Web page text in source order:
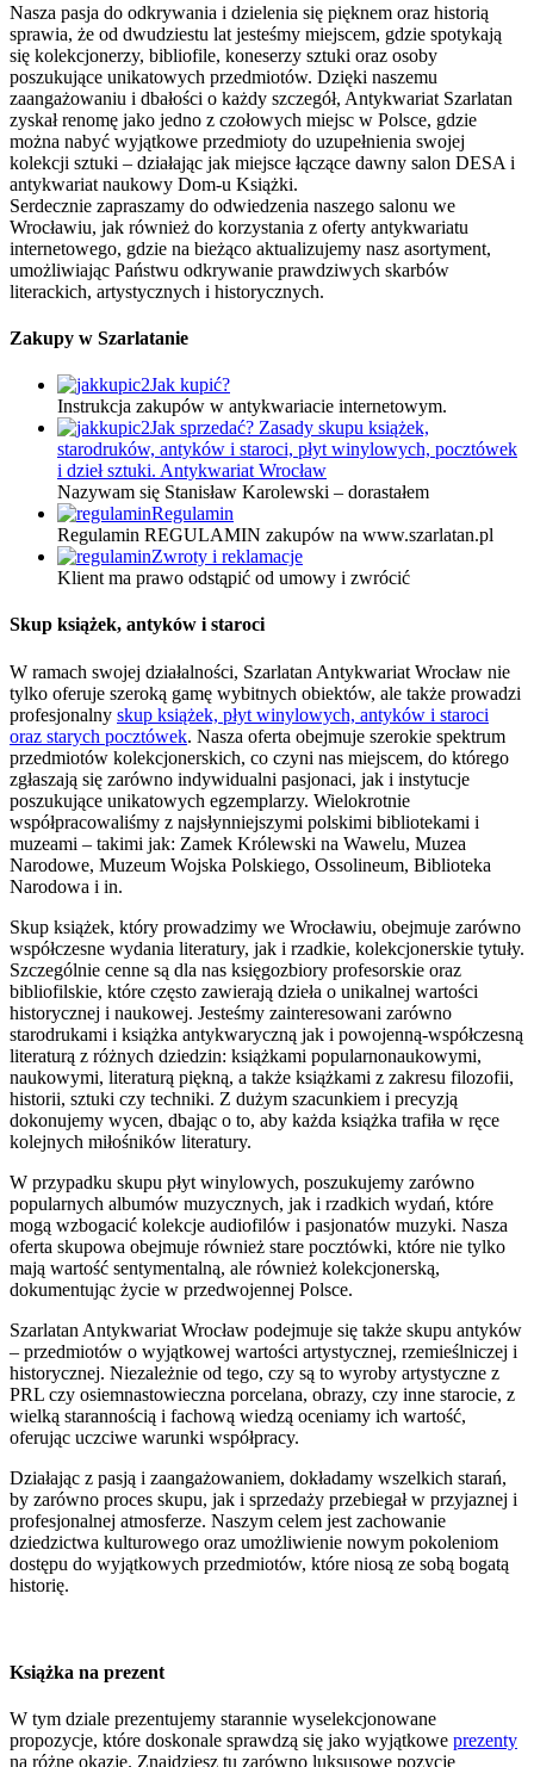
Nasza pasja do odkrywania i dzielenia się pięknem oraz historią
sprawia, że od dwudziestu lat jesteśmy miejscem, gdzie spotykają
się kolekcjonerzy, bibliofile, koneserzy sztuki oraz osoby
poszukujące unikatowych przedmiotów. Dzięki naszemu
zaangażowaniu i dbałości o każdy szczegół, Antykwariat Szarlatan
zyskał renomę jako jedno z czołowych miejsc w Polsce, gdzie
można nabyć wyjątkowe przedmioty do uzupełnienia swojej
kolekcji sztuki – działając jak miejsce łączące dawny salon DESA i
antykwariat naukowy Dom-u Książki.
Serdecznie zapraszamy do odwiedzenia naszego salonu we
Wrocławiu, jak również do korzystania z oferty antykwariatu
internetowego, gdzie na bieżąco aktualizujemy nasz asortyment,
umożliwiając Państwu odkrywanie prawdziwych skarbów
literackich, artystycznych i historycznych.
Zakupy w Szarlatanie
Jak kupić?
Instrukcja zakupów w antykwariacie internetowym.
Jak sprzedać? Zasady skupu książek,
starodruków, antyków i staroci, płyt winylowych, pocztówek
i dzieł sztuki. Antykwariat Wrocław
Nazywam się Stanisław Karolewski – dorastałem
Regulamin
Regulamin REGULAMIN zakupów na www.szarlatan.pl
Zwroty i reklamacje
Klient ma prawo odstąpić od umowy i zwrócić
Skup książek, antyków i staroci
W ramach swojej działalności, Szarlatan Antykwariat Wrocław nie
tylko oferuje szeroką gamę wybitnych obiektów, ale także prowadzi
profesjonalny skup książek, płyt winylowych, antyków i staroci
oraz starych pocztówek. Nasza oferta obejmuje szerokie spektrum
przedmiotów kolekcjonerskich, co czyni nas miejscem, do którego
zgłaszają się zarówno indywidualni pasjonaci, jak i instytucje
poszukujące unikatowych egzemplarzy. Wielokrotnie
współpracowaliśmy z najsłynniejszymi polskimi bibliotekami i
muzeami – takimi jak: Zamek Królewski na Wawelu, Muzea
Narodowe, Muzeum Wojska Polskiego, Ossolineum, Biblioteka
Narodowa i in.
Skup książek, który prowadzimy we Wrocławiu, obejmuje zarówno
współczesne wydania literatury, jak i rzadkie, kolekcjonerskie tytuły.
Szczególnie cenne są dla nas księgozbiory profesorskie oraz
bibliofilskie, które często zawierają dzieła o unikalnej wartości
historycznej i naukowej. Jesteśmy zainteresowani zarówno
starodrukami i książka antykwaryczną jak i powojenną-współczesną
literaturą z różnych dziedzin: książkami popularnonaukowymi,
naukowymi, literaturą piękną, a także książkami z zakresu filozofii,
historii, sztuki czy techniki. Z dużym szacunkiem i precyzją
dokonujemy wycen, dbając o to, aby każda książka trafiła w ręce
kolejnych miłośników literatury.
W przypadku skupu płyt winylowych, poszukujemy zarówno
popularnych albumów muzycznych, jak i rzadkich wydań, które
mogą wzbogacić kolekcje audiofilów i pasjonatów muzyki. Nasza
oferta skupowa obejmuje również stare pocztówki, które nie tylko
mają wartość sentymentalną, ale również kolekcjonerską,
dokumentując życie w przedwojennej Polsce.
Szarlatan Antykwariat Wrocław podejmuje się także skupu antyków
– przedmiotów o wyjątkowej wartości artystycznej, rzemieślniczej i
historycznej. Niezależnie od tego, czy są to wyroby artystyczne z
PRL czy osiemnastowieczna porcelana, obrazy, czy inne starocie, z
wielką starannością i fachową wiedzą oceniamy ich wartość,
oferując uczciwe warunki współpracy.
Działając z pasją i zaangażowaniem, dokładamy wszelkich starań,
by zarówno proces skupu, jak i sprzedaży przebiegał w przyjaznej i
profesjonalnej atmosferze. Naszym celem jest zachowanie
dziedzictwa kulturowego oraz umożliwienie nowym pokoleniom
dostępu do wyjątkowych przedmiotów, które niosą ze sobą bogatą
historię.
Książka na prezent
W tym dziale prezentujemy starannie wyselekcjonowane
propozycje, które doskonale sprawdzą się jako wyjątkowe prezenty
na różne okazje. Znajdziesz tu zarówno luksusowe pozycje